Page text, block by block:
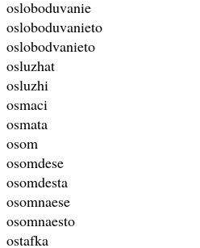
osloboduvanie
osloboduvanieto
oslobodvanieto
osluzhat
osluzhi
osmaci
osmata
osom
osomdese
osomdesta
osomnaese
osomnaesto
ostafka